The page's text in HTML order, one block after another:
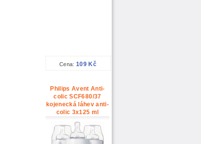
Cena: 109 Kč
Philips Avent Anti-
colic SCF680/37
kojenecká láhev anti-
colic 3x125 ml